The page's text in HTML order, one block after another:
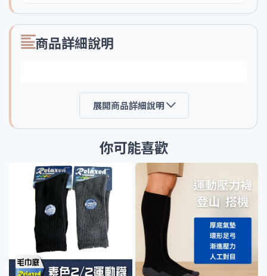
商品詳細說明
展開商品詳細說明
你可能喜歡